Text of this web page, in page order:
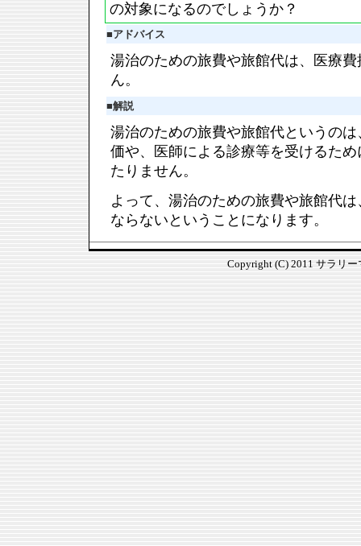
の対象になるのでしょうか？
■アドバイス
湯治のための旅費や旅館代は、医療
ん。
■解説
湯治のための旅費や旅館代というの
価や、医師による診療等を受けるた
たりません。
よって、湯治のための旅費や旅館代
ならないということになります。
Copyright (C) 2011 サラリ